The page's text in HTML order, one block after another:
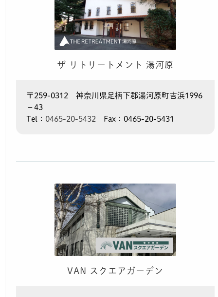
ザ リトリートメント 湯河原
〒259-0312 神奈川県足柄下郡湯河原町吉浜1996
－43
Tel： 0465-20-5432 Fax：0465-20-5431
VAN スクエアガーデン